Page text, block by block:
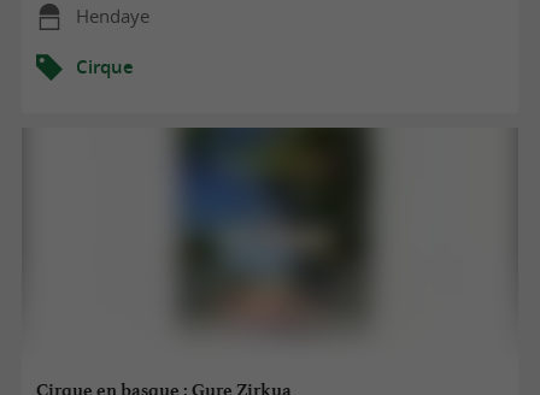
Hendaye
Cirque
Cirque en basque : Gure Zirkua